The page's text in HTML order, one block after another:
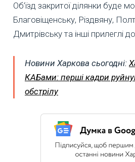
Об’їзд закритої ділянки буде
Благовіщенську, Різдвяну,
Дмитрівську та інші прилеглі
Новини Харкова сьогодні:
КАБами: перші кадри
обстрілу